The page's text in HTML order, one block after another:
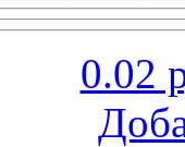
0.02